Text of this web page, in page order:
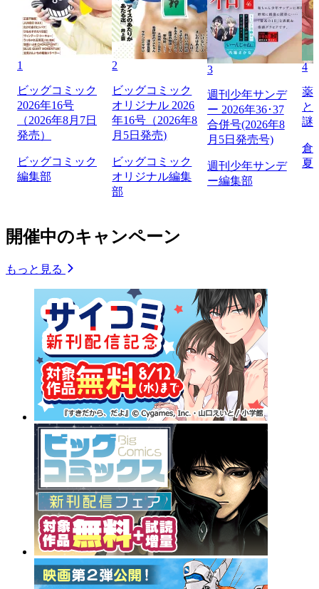
1
ビッグコミック
2026年16号
（2026年8月7日
発売）
ビッグコミック
編集部
2
ビッグコミック
オリジナル 2026
年16号（2026年8
月5日発売)
ビッグコミック
オリジナル編集
部
3
週刊少年サンデ
ー 2026年36･37
合併号(2026年8
月5日発売号)
週刊少年サンデ
ー編集部
4
薬
と
謎
倉
夏
開催中のキャンペーン
もっと見る